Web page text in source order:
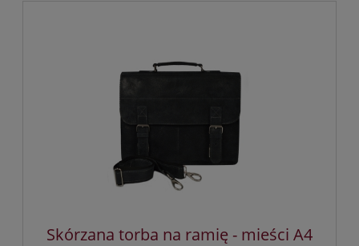
Skórzana torba na ramię - mieści A4